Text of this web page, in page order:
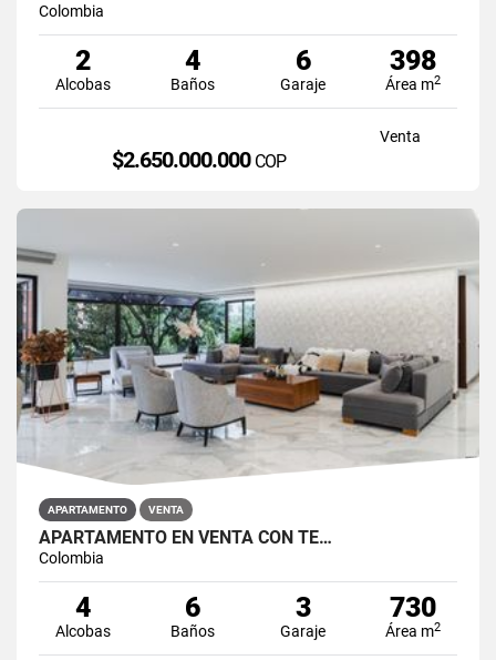
Colombia
2
Alcobas
4
Baños
6
Garaje
398
Área m2
Venta
$2.650.000.000 COP
APARTAMENTO VENTA
APARTAMENTO EN VENTA CON TE…
Colombia
4
Alcobas
6
Baños
3
Garaje
730
Área m2